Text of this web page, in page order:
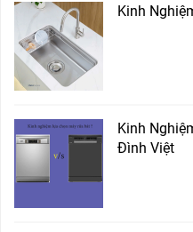
Kinh
Kinh
Đình Việt